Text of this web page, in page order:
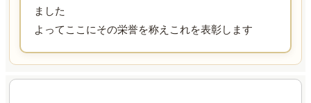
ました
よってここにその栄誉を称えこれを表彰します